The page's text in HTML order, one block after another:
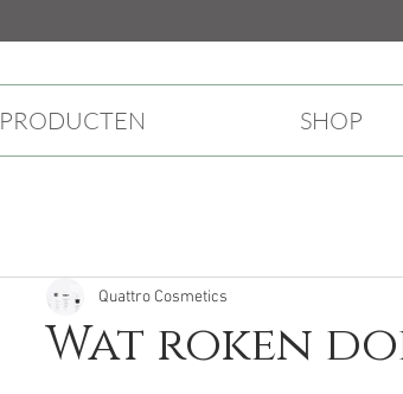
PRODUCTEN SHOP
Wat roken
Quattro Cosmetics